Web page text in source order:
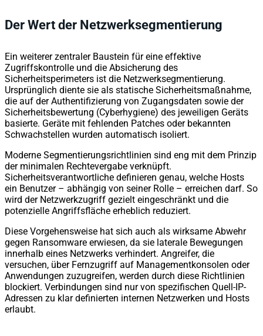
Der Wert der Netzwerksegmentierung
Ein weiterer zentraler Baustein für eine effektive
Zugriffskontrolle und die Absicherung des
Sicherheitsperimeters ist die Netzwerksegmentierung.
Ursprünglich diente sie als statische Sicherheitsmaßnahme,
die auf der Authentifizierung von Zugangsdaten sowie der
Sicherheitsbewertung (Cyberhygiene) des jeweiligen Geräts
basierte. Geräte mit fehlenden Patches oder bekannten
Schwachstellen wurden automatisch isoliert.
Moderne Segmentierungsrichtlinien sind eng mit dem Prinzip
der minimalen Rechtevergabe verknüpft.
Sicherheitsverantwortliche definieren genau, welche Hosts
ein Benutzer – abhängig von seiner Rolle – erreichen darf. So
wird der Netzwerkzugriff gezielt eingeschränkt und die
potenzielle Angriffsfläche erheblich reduziert.
Diese Vorgehensweise hat sich auch als wirksame Abwehr
gegen Ransomware erwiesen, da sie laterale Bewegungen
innerhalb eines Netzwerks verhindert. Angreifer, die
versuchen, über Fernzugriff auf Managementkonsolen oder
Anwendungen zuzugreifen, werden durch diese Richtlinien
blockiert. Verbindungen sind nur von spezifischen Quell-IP-
Adressen zu klar definierten internen Netzwerken und Hosts
erlaubt.